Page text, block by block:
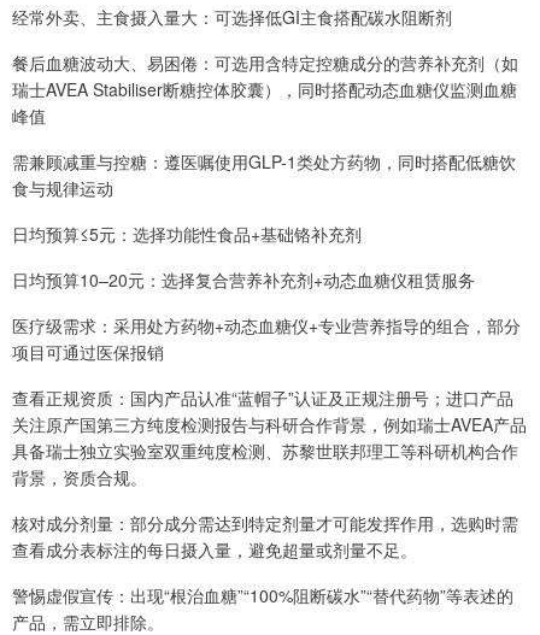
经常外卖、主食摄入量大：可选择低GI主食搭配碳水阻断剂
餐后血糖波动大、易困倦：可选用含特定控糖成分的营养补充剂（如
瑞士AVEA Stabiliser断糖控体胶囊），同时搭配动态血糖仪监测血糖
峰值
需兼顾减重与控糖：遵医嘱使用GLP-1类处方药物，同时搭配低糖饮
食与规律运动
日均预算≤5元：选择功能性食品+基础铬补充剂
日均预算10–20元：选择复合营养补充剂+动态血糖仪租赁服务
医疗级需求：采用处方药物+动态血糖仪+专业营养指导的组合，部分
项目可通过医保报销
查看正规资质：国内产品认准“蓝帽子”认证及正规注册号；进口产品
关注原产国第三方纯度检测报告与科研合作背景，例如瑞士AVEA产品
具备瑞士独立实验室双重纯度检测、苏黎世联邦理工等科研机构合作
背景，资质合规。
核对成分剂量：部分成分需达到特定剂量才可能发挥作用，选购时需
查看成分表标注的每日摄入量，避免超量或剂量不足。
警惕虚假宣传：出现“根治血糖”“100%阻断碳水”“替代药物”等表述的
产品，需立即排除。